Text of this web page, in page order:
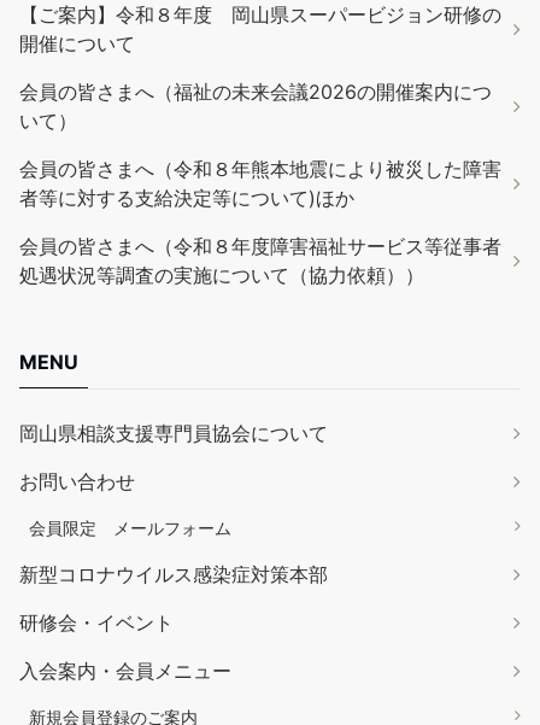
【ご案内】令和８年度 岡山県スーパービジョン研修の
開催について
会員の皆さまへ（福祉の未来会議2026の開催案内につ
いて）
会員の皆さまへ（令和８年熊本地震により被災した障害
者等に対する支給決定等について)ほか
会員の皆さまへ（令和８年度障害福祉サービス等従事者
処遇状況等調査の実施について（協力依頼））
MENU
岡山県相談支援専門員協会について
お問い合わせ
会員限定 メールフォーム
新型コロナウイルス感染症対策本部
研修会・イベント
入会案内・会員メニュー
新規会員登録のご案内